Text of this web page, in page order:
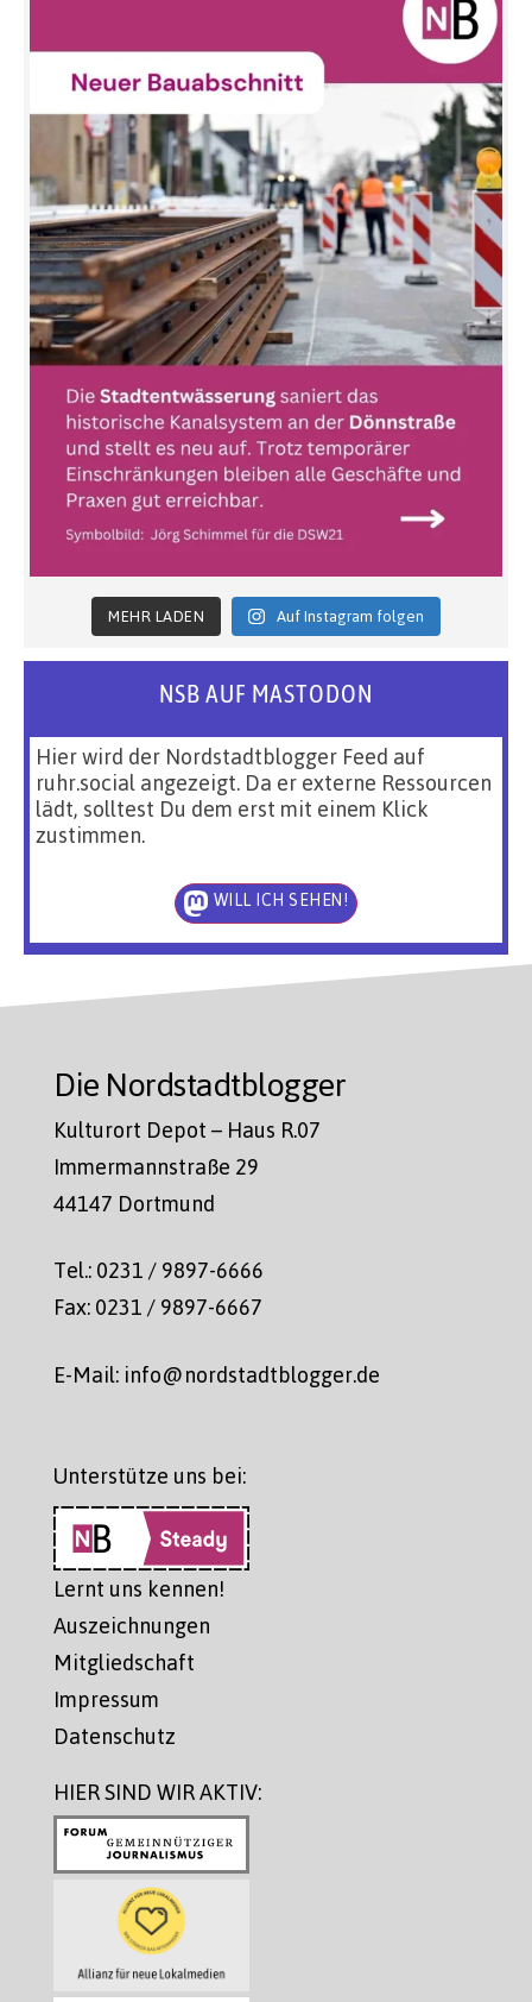
MEHR LADEN Auf Instagram folgen
NSB AUF MASTODON
Hier wird der Nordstadtblogger Feed auf
ruhr.social angezeigt. Da er externe Ressourcen
lädt, solltest Du dem erst mit einem Klick
zustimmen.
WILL ICH SEHEN!
Die Nordstadtblogger
Kulturort Depot – Haus R.07
Immermannstraße 29
44147 Dortmund
Tel.: 0231 / 9897-6666
Fax: 0231 / 9897-6667
E-Mail: info@nordstadtblogger.de
Unterstütze uns bei:
Lernt uns kennen!
Auszeichnungen
Mitgliedschaft
Impressum
Datenschutz
HIER SIND WIR AKTIV: